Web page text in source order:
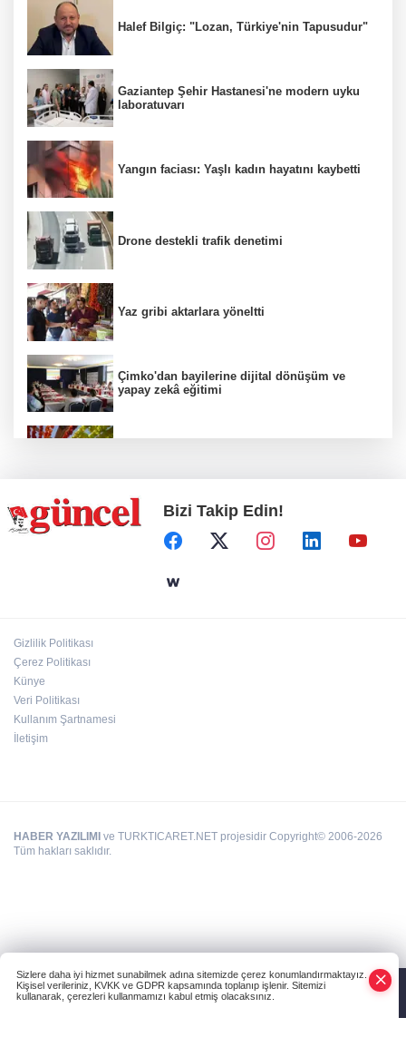
Halef Bilgiç: "Lozan, Türkiye'nin Tapusudur"
Gaziantep Şehir Hastanesi'ne modern uyku
laboratuvarı
Yangın faciası: Yaşlı kadın hayatını kaybetti
Drone destekli trafik denetimi
Yaz gribi aktarlara yöneltti
Çimko'dan bayilerine dijital dönüşüm ve
yapay zekâ eğitimi
Hamileler denize veya havuza girebilir mi?
Bizi Takip Edin!
Gizlilik Politikası
Çerez Politikası
Künye
Veri Politikası
Kullanım Şartnamesi
İletişim
HABER YAZILIMI ve TURKTICARET.NET projesidir Copyright© 2006-2026
Tüm hakları saklıdır.
Sizlere daha iyi hizmet sunabilmek adına sitemizde çerez konumlandırmaktayız.
Kişisel verileriniz, KVKK ve GDPR kapsamında toplanıp işlenir. Sitemizi
kullanarak, çerezleri kullanmamızı kabul etmiş olacaksınız.